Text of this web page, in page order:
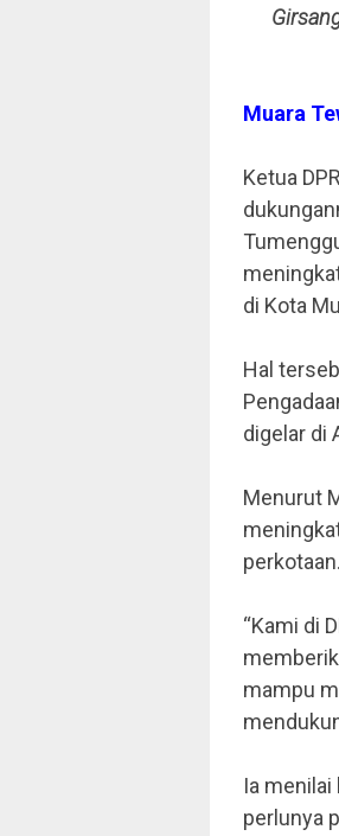
Muara
Ketua
di Kota
Hal
digelar di
Menurut
perkotaan.
“Kami di
mampu
Ia
perlunya